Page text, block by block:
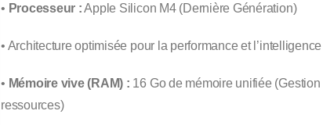
• Processeur :Apple Silicon M4 (Dernière Génération)
• Architecture optimisée pour la performance et
• Mémoire vive (RAM) : 16 Go de mémoire unifiée
ressources)